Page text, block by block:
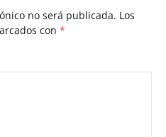
no será publicada. Los
con *